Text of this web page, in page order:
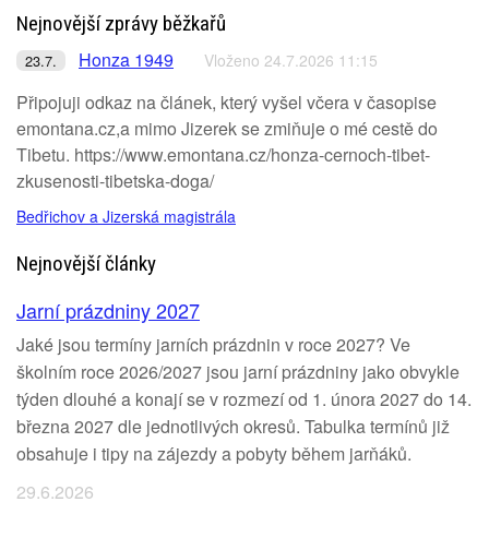
Nejnovější zprávy běžkařů
23.7. Honza 1949 Vloženo 24.7.2026 11:15
Připojuji odkaz na článek, který vyšel včera v časopise
emontana.cz,a mimo Jizerek se zmiňuje o mé cestě do
Tibetu. https://www.emontana.cz/honza-cernoch-tibet-
zkusenosti-tibetska-doga/
Bedřichov a Jizerská magistrála
Nejnovější články
Jarní prázdniny 2027
Jaké jsou termíny jarních prázdnin v roce 2027? Ve
školním roce 2026/2027 jsou jarní prázdniny jako obvykle
týden dlouhé a konají se v rozmezí od 1. února 2027 do 14.
března 2027 dle jednotlivých okresů. Tabulka termínů již
obsahuje i tipy na zájezdy a pobyty během jarňáků.
29.6.2026